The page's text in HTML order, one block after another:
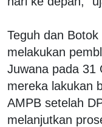
Teguh dan
melakukan
Juwana pada 31
mereka lakukan
AMPB setelah
melanjutkan